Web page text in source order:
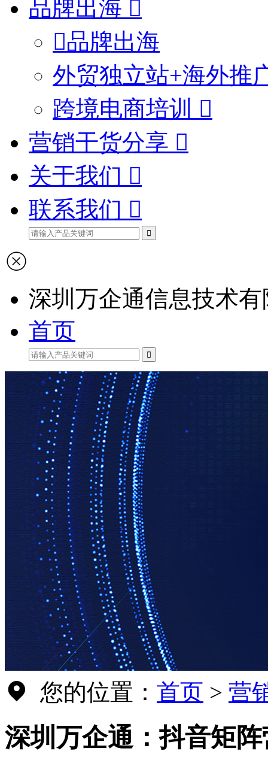
品牌出海
品牌出海
外贸独立站+海外推
跨境电商培训
营销干货分享
关于我们
联系我们
深圳万企通信息技术
首页
您的位置： 首页 > 营
深圳万企通：抖音矩